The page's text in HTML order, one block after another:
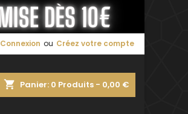
Connexion ou Créez votre compte
shopping_cart Panier: 0 Produits - 0,00 €